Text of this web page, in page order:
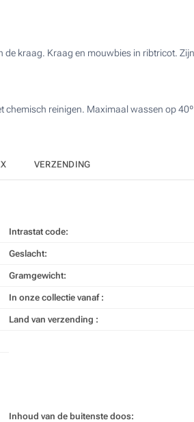
kraag. Kraag en mouwbies in ribtricot.
chemisch reinigen. Maximaal wassen op 40º
VERZENDING
Intrastat code:
Geslacht:
Gramgewicht:
In onze collectie vanaf :
Land van verzending :
Inhoud van de buitenste doos: